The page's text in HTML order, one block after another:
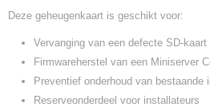
Deze geheugenkaart is geschikt voor:
Vervanging van een defecte SD-kaart
Firmwareherstel van een Miniserver
Preventief onderhoud van bestaande
Reserveonderdeel voor installateurs